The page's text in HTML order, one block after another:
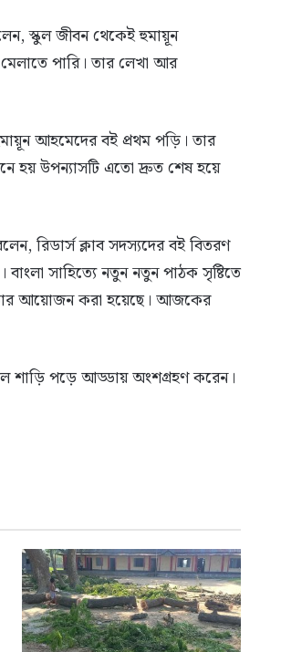
স্কুল জীবন থেকেই হুমায়ূন
পারি। তার লেখা আর
আহমেদের বই প্রথম পড়ি। তার
হয় উপন্যাসটি এতো দ্রুত শেষ হয়ে
রিডার্স ক্লাব সদস্যদের বই বিতরণ
সাহিত্যে নতুন নতুন পাঠক সৃষ্টিতে
আয়োজন করা হয়েছে। আজকের
শাড়ি পড়ে আড্ডায় অংশগ্রহণ করেন।